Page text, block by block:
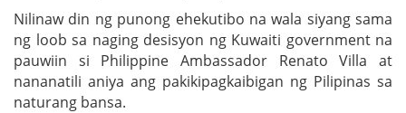
Nilinaw din ng punong ehekutibo na wala siyang sama
ng loob sa naging desisyon ng Kuwaiti government na
pauwiin si Philippine Ambassador Renato Villa at
nananatili aniya ang pakikipagkaibigan ng Pilipinas sa
naturang bansa.